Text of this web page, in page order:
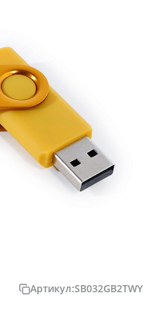
Артикул:SB032GB2TWY